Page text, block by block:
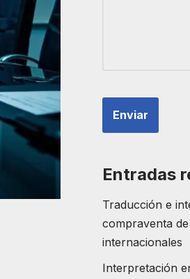
Entradas
Traducción e
compraventa
internacionales
Interpretación